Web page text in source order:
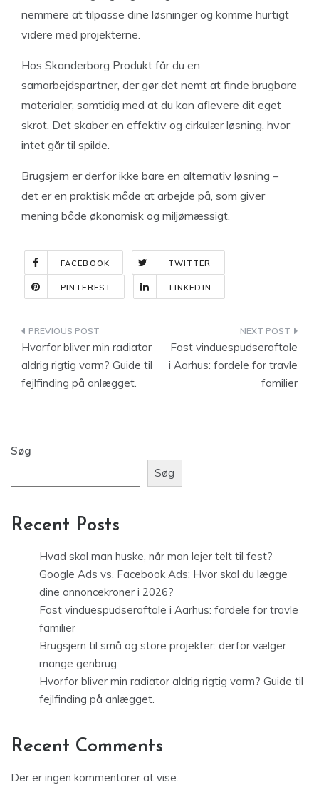
nemmere at tilpasse dine løsninger og komme hurtigt
videre med projekterne.
Hos Skanderborg Produkt får du en
samarbejdspartner, der gør det nemt at finde brugbare
materialer, samtidig med at du kan aflevere dit eget
skrot. Det skaber en effektiv og cirkulær løsning, hvor
intet går til spilde.
Brugsjern er derfor ikke bare en alternativ løsning –
det er en praktisk måde at arbejde på, som giver
mening både økonomisk og miljømæssigt.
FACEBOOK TWITTER
PINTEREST LINKEDIN
Indlægsnavigation
Hvorfor bliver min radiator
aldrig rigtig varm? Guide til
fejlfinding på anlægget.
Fast vinduespudseraftale
i Aarhus: fordele for travle
familier
Søg
Søg
Recent Posts
Hvad skal man huske, når man lejer telt til fest?
Google Ads vs. Facebook Ads: Hvor skal du lægge
dine annoncekroner i 2026?
Fast vinduespudseraftale i Aarhus: fordele for travle
familier
Brugsjern til små og store projekter: derfor vælger
mange genbrug
Hvorfor bliver min radiator aldrig rigtig varm? Guide til
fejlfinding på anlægget.
Recent Comments
Der er ingen kommentarer at vise.